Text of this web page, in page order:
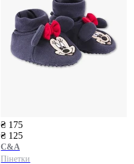
₴ 175
₴ 125
C&A
Пінетки